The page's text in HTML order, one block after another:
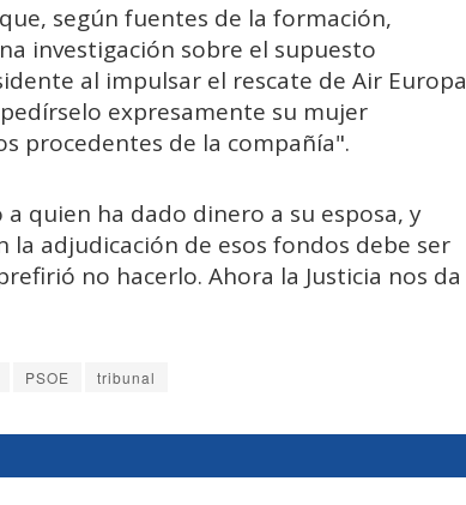
según fuentes de la formación,
investigación sobre el supuesto
al impulsar el rescate de Air Europa
expresamente su mujer
procedentes de la compañía".
quien ha dado dinero a su esposa, y
adjudicación de esos fondos debe ser
no hacerlo. Ahora la Justicia nos da
PSOE tribunal